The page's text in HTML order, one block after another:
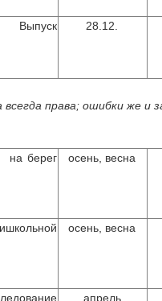
Выпуск
28.12.
всегда права; ошибки же и
на берег
осень, весна
осень, весна
апрель